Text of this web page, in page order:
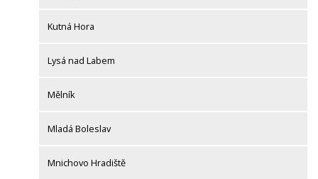
Kutná Hora
Lysá nad Labem
Mělník
Mladá Boleslav
Mnichovo Hradiště